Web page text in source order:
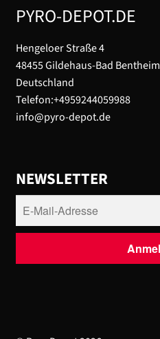
PYRO-DEPOT.DE
Hengeloer Straße 4
48455 Gildehaus-Bad Bentheim
Deutschland
Telefon:+4959244059988
info@pyro-depot.de
NEWSLETTER